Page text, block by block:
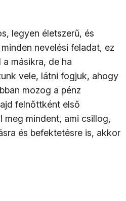
legyen életszerű, és
nevelési feladat, ez
másikra, de ha
vele, látni fogjuk, ahogy
mozog a pénz
felnőttként első
meg mindent, ami csillog,
és befektetésre is, akkor